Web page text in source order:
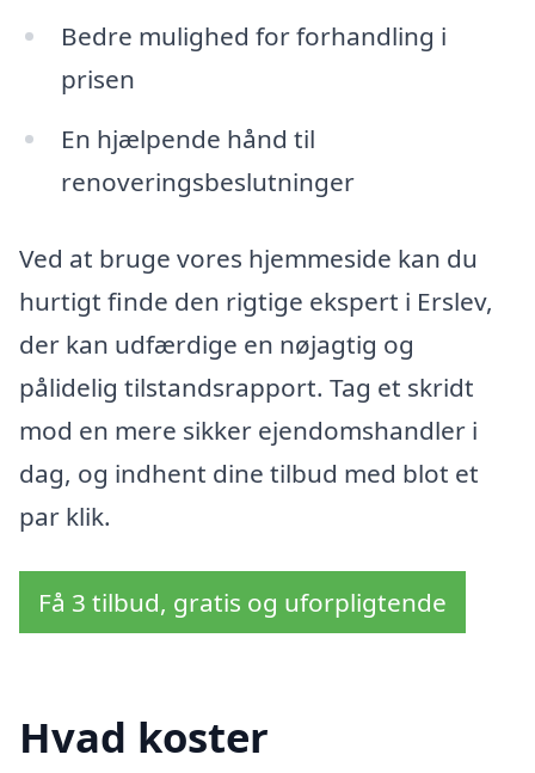
Bedre mulighed for forhandling i
prisen
En hjælpende hånd til
renoveringsbeslutninger
Ved at bruge vores hjemmeside kan du
hurtigt finde den rigtige ekspert i Erslev,
der kan udfærdige en nøjagtig og
pålidelig tilstandsrapport. Tag et skridt
mod en mere sikker ejendomshandler i
dag, og indhent dine tilbud med blot et
par klik.
Få 3 tilbud, gratis og uforpligtende
Hvad koster